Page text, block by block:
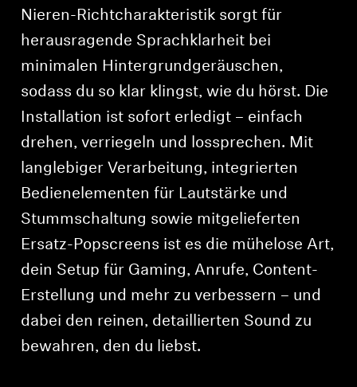
Nieren-Richtcharakteristik sorgt für
herausragende Sprachklarheit bei
minimalen Hintergrundgeräuschen,
sodass du so klar klingst, wie du hörst. Die
Installation ist sofort erledigt – einfach
drehen, verriegeln und lossprechen. Mit
langlebiger Verarbeitung, integrierten
Bedienelementen für Lautstärke und
Stummschaltung sowie mitgelieferten
Ersatz-Popscreens ist es die mühelose Art,
dein Setup für Gaming, Anrufe, Content-
Erstellung und mehr zu verbessern – und
dabei den reinen, detaillierten Sound zu
bewahren, den du liebst.